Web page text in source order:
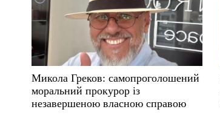
Микола Греков: самопроголошений
моральний прокурор із
незавершеною власною справою